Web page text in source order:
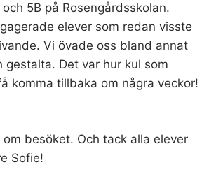
5B på Rosengårdsskolan.
elever som redan visste
Vi övade oss bland annat
gestalta. Det var hur kul som
komma tillbaka om några veckor!
om besöket. Och tack alla elever
Sofie!